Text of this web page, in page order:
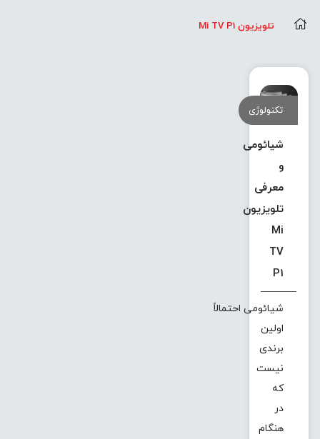
تلویزیون Mi TV P1
تکنولوژی
شیائومی
و
معرفی
تلویزیون
Mi
TV
P1
شیائومی احتمالاً
اولین
برندی
نیست
که
در
هنگام